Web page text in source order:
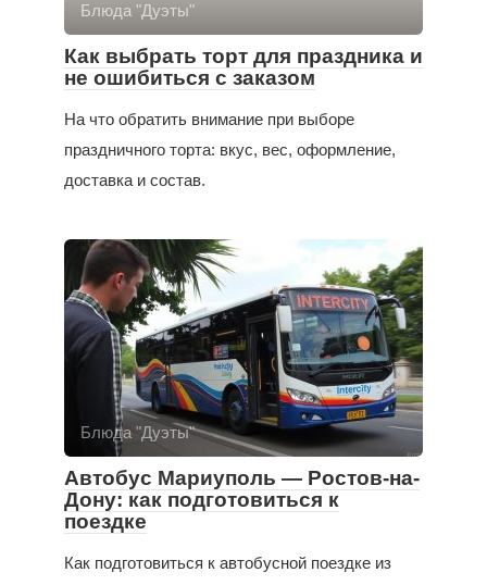
Блюда "Дуэты"
Как выбрать торт для праздника и
не ошибиться с заказом
На что обратить внимание при выборе
праздничного торта: вкус, вес, оформление,
доставка и состав.
Блюда "Дуэты"
Автобус Мариуполь — Ростов-на-
Дону: как подготовиться к
поездке
Как подготовиться к автобусной поездке из